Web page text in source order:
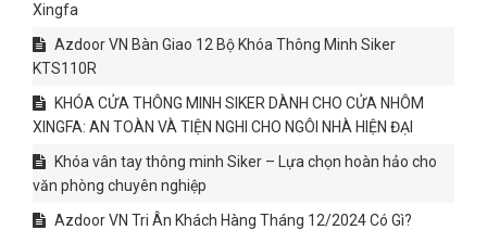
Xingfa
Azdoor VN Bàn Giao 12 Bộ Khóa Thông Minh Siker
KTS110R
KHÓA CỬA THÔNG MINH SIKER DÀNH CHO CỬA NHÔM
XINGFA: AN TOÀN VÀ TIỆN NGHI CHO NGÔI NHÀ HIỆN ĐẠI
Khóa vân tay thông minh Siker – Lựa chọn hoàn hảo cho
văn phòng chuyên nghiệp
Azdoor VN Tri Ân Khách Hàng Tháng 12/2024 Có Gì?